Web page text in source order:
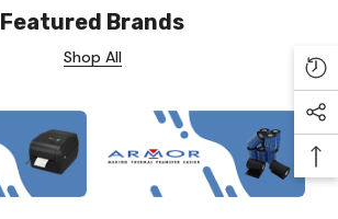
Featured Brands
Shop All